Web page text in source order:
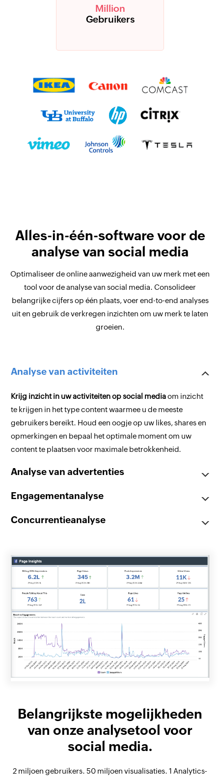
Million
Gebruikers
Alles-in-één-software voor de
analyse van social media
Optimaliseer de online aanwezigheid van uw merk met een
tool voor de analyse van social media. Consolideer
belangrijke cijfers op één plaats, voer end-to-end analyses
uit en gebruik de verkregen inzichten om uw merk te laten
groeien.
Analyse van activiteiten
Krijg inzicht in uw activiteiten op social mediaom inzicht
te krijgen in het type content waarmee u de meeste
gebruikers bereikt. Houd een oogje op uw likes, shares en
opmerkingen en bepaal het optimale moment om uw
content te plaatsen voor maximale betrokkenheid.
Analyse van advertenties
Engagementanalyse
Concurrentieanalyse
Belangrijkste mogelijkheden
van onze analysetool voor
social media.
2 miljoen gebruikers. 50 miljoen visualisaties. 1 Analytics-